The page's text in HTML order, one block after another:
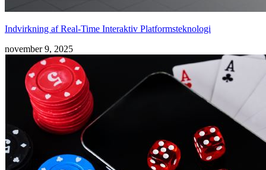
Indvirkning af Real-Time Interaktiv Platformsteknologi
november 9, 2025